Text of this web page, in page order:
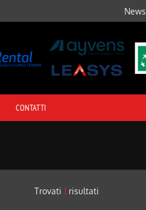
News
CONTATTI
Trovati 1risultati